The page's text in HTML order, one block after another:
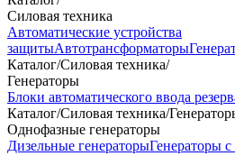
Силовая техника
Автоматические устройства
защитыАвтотрансформаторы
Каталог/Силовая техника/
Генераторы
Блоки автоматического ввода
Каталог/Силовая техника/
Однофазные генераторы
Дизельные генераторыГенераторы